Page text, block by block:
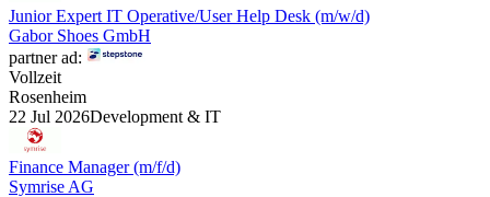
Junior Expert IT Operative/User Help Desk (m/w/d)
Gabor Shoes GmbH
partner ad:
Vollzeit
Rosenheim
22 Jul 2026Development & IT
Finance Manager (m/f/d)
Symrise AG